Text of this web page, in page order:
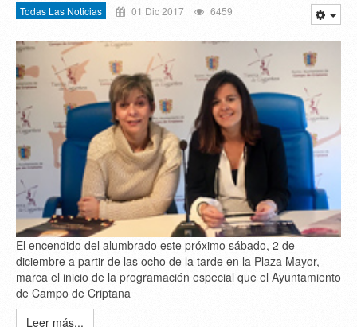
Todas Las Noticias 01 Dic 2017 6459
El encendido del alumbrado este próximo sábado, 2 de
diciembre a partir de las ocho de la tarde en la Plaza Mayor,
marca el inicio de la programación especial que el Ayuntamiento
de Campo de Criptana
Leer más...